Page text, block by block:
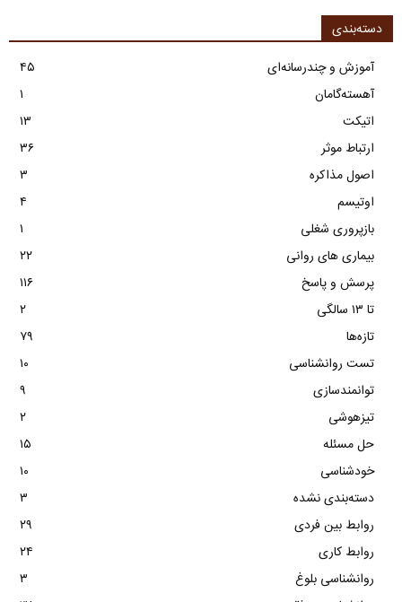
دسته‌بندی
آموزش و چندرسانه‌ای
۴۵
آهسته‌گامان
۱
اتیکت
۱۳
ارتباط موثر
۳۶
اصول مذاکره
۳
اوتیسم
۴
بازپروری شغلی
۱
بیماری های روانی
۲۲
پرسش و پاسخ
۱۱۶
تا ۱۳ سالگی
۲
تازه‌ها
۷۹
تست روانشناسی
۱۰
توانمندسازی
۹
تیزهوشی
۲
حل مسئله
۱۵
خودشناسی
۱۰
دسته‌بندی نشده
۳
روابط بین فردی
۲۹
روابط کاری
۲۴
روانشناسی بلوغ
۳